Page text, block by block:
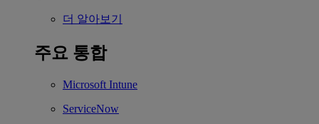
더 알아보기
주요 통합
Microsoft Intune
ServiceNow